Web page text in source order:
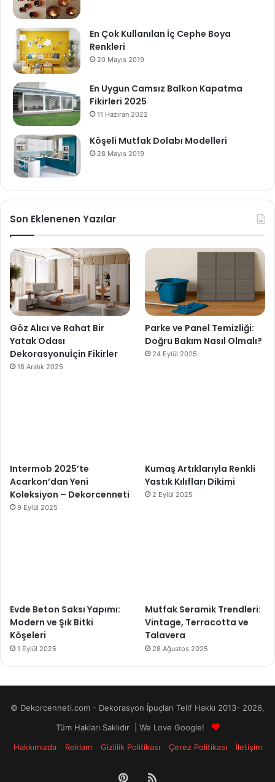
En Çok Kullanılan İç Cephe Boya
Renkleri
20 Mayıs 2019
En Uygun Camsız Balkon Kapatma
Fikirleri 2025
11 Haziran 2022
Köşeli Mutfak Dolabı Modelleri
28 Mayıs 2019
Son Eklenenen Yazılar
Göz Alıcı ve Rahat Bir
Yatak Odası
Dekorasyonuİçin Fikirler
18 Aralık 2025
Parke ve Panel Temizliği:
Doğru Bakım Nasıl Olmalı?
24 Eylül 2025
Intermob 2025’te
Acarkon’dan Yeni
Koleksiyon – Dekorcenneti
9 Eylül 2025
Kumaş Artıklarıyla Renkli
Yastık Kılıfları Dikimi
2 Eylül 2025
Evde Beton Saksı Yapımı:
Modern ve Şık Bitki
Köşeleri
1 Eylül 2025
Mutfak Seramik Trendleri:
Vintage, Terracotta ve
Talavera
28 Ağustos 2025
© Dekorcenneti.com - Dekorasyon İpuçları Telif Hakkı 2013- 2026,
Tüm Hakları Saklıdır | We Love Google!
Hakkımızda
Reklam Gizlilik Politikası Çerez Politikası İletişim
Pinterest